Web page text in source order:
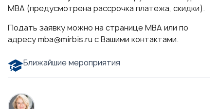
МВА (предусмотрена рассрочка платежа, скидки).
Подать заявку можно на странице МВА или по
адресуmba@mirbis.ru с Вашими контактами.
Ближайшие мероприятия